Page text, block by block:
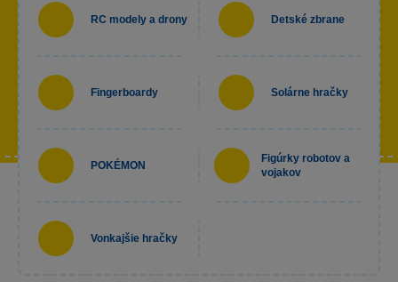
RC modely a drony Detské zbrane
Fingerboardy Solárne hračky
POKÉMON
Figúrky robotov a
vojakov
Vonkajšie hračky